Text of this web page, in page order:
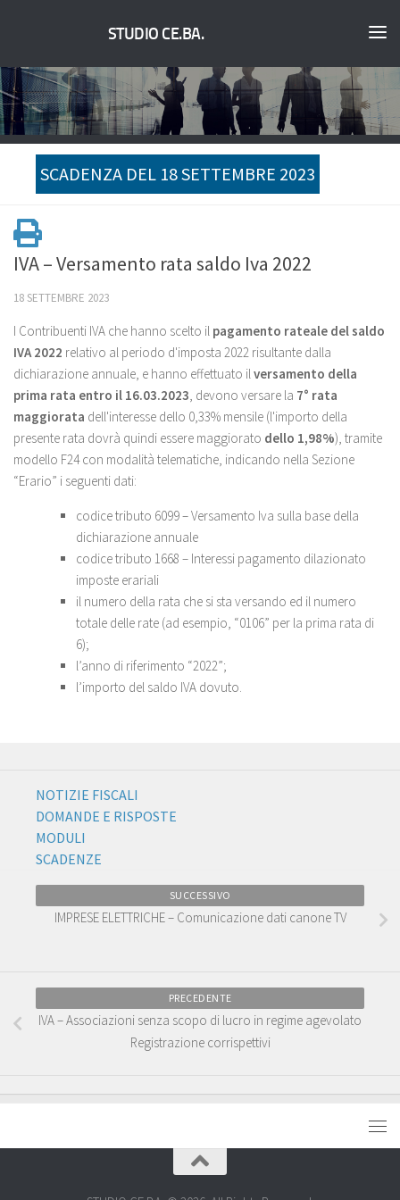
STUDIO CE.BA.
SCADENZA DEL 18 SETTEMBRE 2023
IVA – Versamento rata saldo Iva 2022
18 SETTEMBRE 2023
I Contribuenti IVA che hanno scelto il pagamento rateale del saldo
IVA 2022 relativo al periodo d'imposta 2022 risultante dalla
dichiarazione annuale, e hanno effettuato ilversamento della
prima rata entro il 16.03.2023, devono versare la 7° rata
maggiorata dell'interesse dello 0,33% mensile (l'importo della
presente rata dovrà quindi essere maggiorato dello 1,98%), tramite
modello F24 con modalità telematiche, indicando nella Sezione
“Erario” i seguenti dati:
codice tributo 6099 – Versamento Iva sulla base della
dichiarazione annuale
codice tributo 1668 – Interessi pagamento dilazionato
imposte erariali
il numero della rata che si sta versando ed il numero
totale delle rate (ad esempio, “0106” per la prima rata di
6);
l’anno di riferimento “2022”;
l’importo del saldo IVA dovuto.
NOTIZIE FISCALI
DOMANDE E RISPOSTE
MODULI
SCADENZE
SUCCESSIVO
IMPRESE ELETTRICHE – Comunicazione dati canone TV
PRECEDENTE
IVA – Associazioni senza scopo di lucro in regime agevolato
Registrazione corrispettivi